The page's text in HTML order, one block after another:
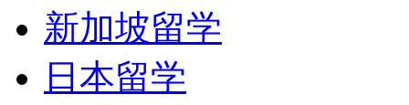
新加坡留学
日本留学